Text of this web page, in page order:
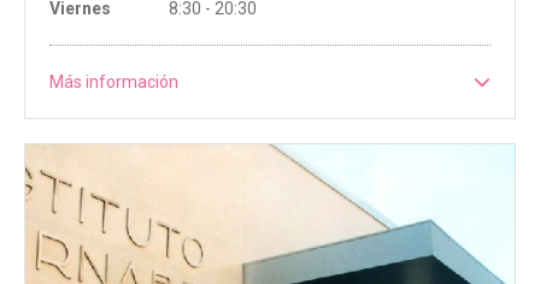
Viernes
8:30 - 20:30
Más información